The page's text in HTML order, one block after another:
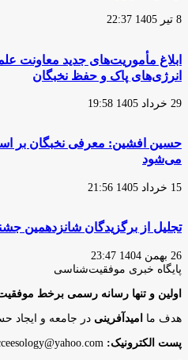
8 تیر 1405 22:37
ابلاغ مأموریت‌های جدید معاونت
انرژی‌های پاک و حفظ نخبگان
29 خرداد 1405 19:58
حسین افشین: معرفی نخبگان بر
می‌شود
15 خرداد 1405 21:56
تجلیل از برگزیدگان شانزدهمین
26 بهمن 1404 23:47
پایگاه‌ خبری موفقیت‌شناسی
اولین و تنها رسانه رسمی برخط
هدف ما امیدآفرینی در جامعه و
پست الکترونیک: